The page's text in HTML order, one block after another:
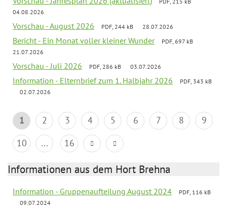
04.08.2026
Vorschau - August 2026 PDF, 244 kB 28.07.2026
Bericht - Ein Monat voller kleiner Wunder
PDF, 697 kB
21.07.2026
Vorschau - Juli 2026 PDF, 286 kB 03.07.2026
Information - Elternbrief zum 1. Halbjahr 2026
PDF, 343 kB
02.07.2026
1 2 3 4 5 6 7 8
9
10
... 16
Informationen aus dem Hort Brehna
Information - Gruppenaufteilung August 2024
PDF, 116 kB
09.07.2024